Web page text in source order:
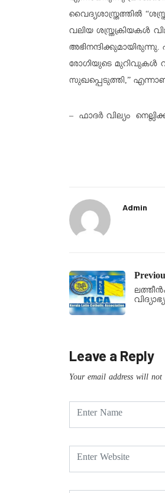
വൈദ്യശാസ്ത്രത്തില്‍
വലിയ ശസ്ത്രക്രിയകള്‍
രോഗിയുടെ മുറിവുകള്‍
സുഖപ്പെടുത്തി,”
– ഫാദര്‍ വില്യം
Admin
Leave a Reply
Your email address will not